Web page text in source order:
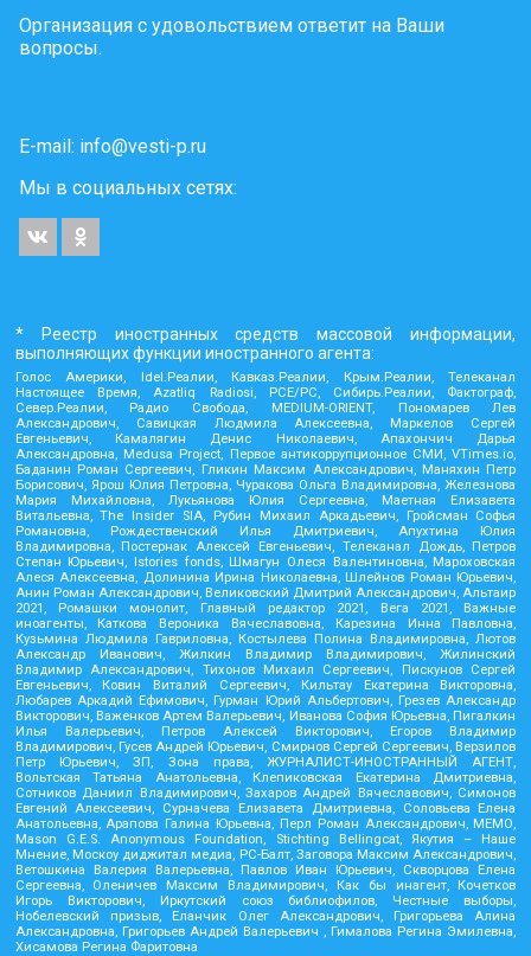
Организация с удовольствием ответит на Ваши
вопросы.
E-mail: info@vesti-p.ru
Мы в социальных сетях:
* Реестр иностранных средств массовой информации,
выполняющих функции иностранного агента:
Голос Америки, Idel.Реалии, Кавказ.Реалии, Крым.Реалии, Телеканал
Настоящее Время, Azatliq Radiosi, PCE/PC, Сибирь.Реалии, Фактограф,
Север.Реалии, Радио Свобода, MEDIUM-ORIENT, Пономарев Лев
Александрович, Савицкая Людмила Алексеевна, Маркелов Сергей
Евгеньевич, Камалягин Денис Николаевич, Апахончич Дарья
Александровна, Medusa Project, Первое антикоррупционное СМИ, VTimes.io,
Баданин Роман Сергеевич, Гликин Максим Александрович, Маняхин Петр
Борисович, Ярош Юлия Петровна, Чуракова Ольга Владимировна, Железнова
Мария Михайловна, Лукьянова Юлия Сергеевна, Маетная Елизавета
Витальевна, The Insider SIA, Рубин Михаил Аркадьевич, Гройсман Софья
Романовна, Рождественский Илья Дмитриевич, Апухтина Юлия
Владимировна, Постернак Алексей Евгеньевич, Телеканал Дождь, Петров
Степан Юрьевич, Istories fonds, Шмагун Олеся Валентиновна, Мароховская
Алеся Алексеевна, Долинина Ирина Николаевна, Шлейнов Роман Юрьевич,
Анин Роман Александрович, Великовский Дмитрий Александрович, Альтаир
2021, Ромашки монолит, Главный редактор 2021, Вега 2021, Важные
иноагенты, Каткова Вероника Вячеславовна, Карезина Инна Павловна,
Кузьмина Людмила Гавриловна, Костылева Полина Владимировна, Лютов
Александр Иванович, Жилкин Владимир Владимирович, Жилинский
Владимир Александрович, Тихонов Михаил Сергеевич, Пискунов Сергей
Евгеньевич, Ковин Виталий Сергеевич, Кильтау Екатерина Викторовна,
Любарев Аркадий Ефимович, Гурман Юрий Альбертович, Грезев Александр
Викторович, Важенков Артем Валерьевич, Иванова София Юрьевна, Пигалкин
Илья Валерьевич, Петров Алексей Викторович, Егоров Владимир
Владимирович, Гусев Андрей Юрьевич, Смирнов Сергей Сергеевич, Верзилов
Петр Юрьевич, ЗП, Зона права, ЖУРНАЛИСТ-ИНОСТРАННЫЙ АГЕНТ,
Вольтская Татьяна Анатольевна, Клепиковская Екатерина Дмитриевна,
Сотников Даниил Владимирович, Захаров Андрей Вячеславович, Симонов
Евгений Алексеевич, Сурначева Елизавета Дмитриевна, Соловьева Елена
Анатольевна, Арапова Галина Юрьевна, Перл Роман Александрович, МЕМО,
Mason G.E.S. Anonymous Foundation, Stichting Bellingcat, Якутия – Наше
Мнение, Москоу диджитал медиа, РС-Балт, Заговора Максим Александрович,
Ветошкина Валерия Валерьевна, Павлов Иван Юрьевич, Скворцова Елена
Сергеевна, Оленичев Максим Владимирович, Как бы инагент, Кочетков
Игорь Викторович, Иркутский союз библиофилов, Честные выборы,
Нобелевский призыв, Еланчик Олег Александрович, Григорьева Алина
Александровна, Григорьев Андрей Валерьевич , Гималова Регина Эмилевна,
Хисамова Регина Фаритовна